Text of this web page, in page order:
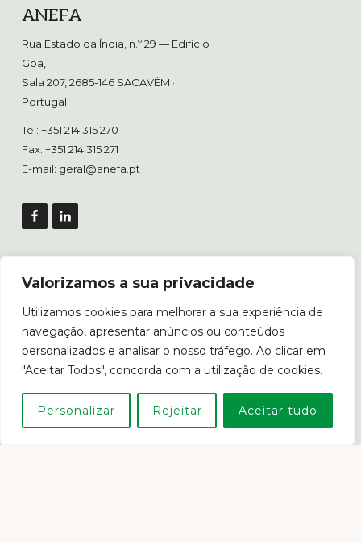
Valorizamos a sua privacidade
Utilizamos cookies para melhorar a sua experiência de
navegação, apresentar anúncios ou conteúdos
personalizados e analisar o nosso tráfego. Ao clicar em
"Aceitar Todos", concorda com a utilização de cookies.
Personalizar Rejeitar Aceitar tudo
Footer
ANEFA
Rua Estado da Índia, n.º 29 — Edifício
Goa,
Sala 207, 2685-146 SACAVÉM ·
Portugal
Tel: +351 214 315 270
Fax: +351 214 315 271
E-mail: geral@anefa.pt
Livro de Reclamações
Em caso de litígio o consumidor poderá recorrer ao Centro